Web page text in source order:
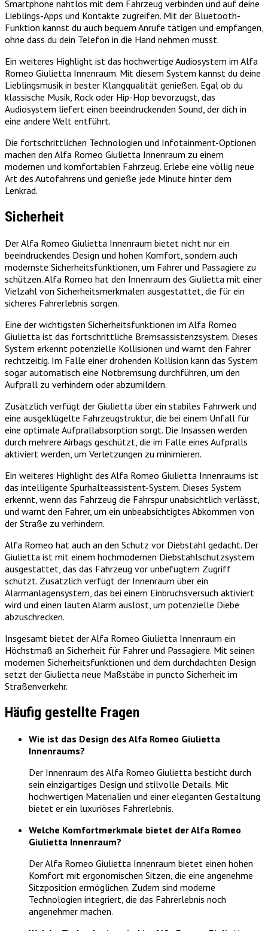
Smartphone nahtlos mit dem Fahrzeug verbinden und auf deine
Lieblings-Apps und Kontakte zugreifen. Mit der Bluetooth-
Funktion kannst du auch bequem Anrufe tätigen und empfangen,
ohne dass du dein Telefon in die Hand nehmen musst.
Ein weiteres Highlight ist das hochwertige Audiosystem im Alfa
Romeo Giulietta Innenraum. Mit diesem System kannst du deine
Lieblingsmusik in bester Klangqualität genießen. Egal ob du
klassische Musik, Rock oder Hip-Hop bevorzugst, das
Audiosystem liefert einen beeindruckenden Sound, der dich in
eine andere Welt entführt.
Die fortschrittlichen Technologien und Infotainment-Optionen
machen den Alfa Romeo Giulietta Innenraum zu einem
modernen und komfortablen Fahrzeug. Erlebe eine völlig neue
Art des Autofahrens und genieße jede Minute hinter dem
Lenkrad.
Sicherheit
Der Alfa Romeo Giulietta Innenraum bietet nicht nur ein
beeindruckendes Design und hohen Komfort, sondern auch
modernste Sicherheitsfunktionen, um Fahrer und Passagiere zu
schützen. Alfa Romeo hat den Innenraum des Giulietta mit einer
Vielzahl von Sicherheitsmerkmalen ausgestattet, die für ein
sicheres Fahrerlebnis sorgen.
Eine der wichtigsten Sicherheitsfunktionen im Alfa Romeo
Giulietta ist das fortschrittliche Bremsassistenzsystem. Dieses
System erkennt potenzielle Kollisionen und warnt den Fahrer
rechtzeitig. Im Falle einer drohenden Kollision kann das System
sogar automatisch eine Notbremsung durchführen, um den
Aufprall zu verhindern oder abzumildern.
Zusätzlich verfügt der Giulietta über ein stabiles Fahrwerk und
eine ausgeklügelte Fahrzeugstruktur, die bei einem Unfall für
eine optimale Aufprallabsorption sorgt. Die Insassen werden
durch mehrere Airbags geschützt, die im Falle eines Aufpralls
aktiviert werden, um Verletzungen zu minimieren.
Ein weiteres Highlight des Alfa Romeo Giulietta Innenraums ist
das intelligente Spurhalteassistent-System. Dieses System
erkennt, wenn das Fahrzeug die Fahrspur unabsichtlich verlässt,
und warnt den Fahrer, um ein unbeabsichtigtes Abkommen von
der Straße zu verhindern.
Alfa Romeo hat auch an den Schutz vor Diebstahl gedacht. Der
Giulietta ist mit einem hochmodernen Diebstahlschutzsystem
ausgestattet, das das Fahrzeug vor unbefugtem Zugriff
schützt. Zusätzlich verfügt der Innenraum über ein
Alarmanlagensystem, das bei einem Einbruchsversuch aktiviert
wird und einen lauten Alarm auslöst, um potenzielle Diebe
abzuschrecken.
Insgesamt bietet der Alfa Romeo Giulietta Innenraum ein
Höchstmaß an Sicherheit für Fahrer und Passagiere. Mit seinen
modernen Sicherheitsfunktionen und dem durchdachten Design
setzt der Giulietta neue Maßstäbe in puncto Sicherheit im
Straßenverkehr.
Häufig gestellte Fragen
Wie ist das Design des Alfa Romeo Giulietta
Innenraums?
Der Innenraum des Alfa Romeo Giulietta besticht durch
sein einzigartiges Design und stilvolle Details. Mit
hochwertigen Materialien und einer eleganten Gestaltung
bietet er ein luxuriöses Fahrerlebnis.
Welche Komfortmerkmale bietet der Alfa Romeo
Giulietta Innenraum?
Der Alfa Romeo Giulietta Innenraum bietet einen hohen
Komfort mit ergonomischen Sitzen, die eine angenehme
Sitzposition ermöglichen. Zudem sind moderne
Technologien integriert, die das Fahrerlebnis noch
angenehmer machen.